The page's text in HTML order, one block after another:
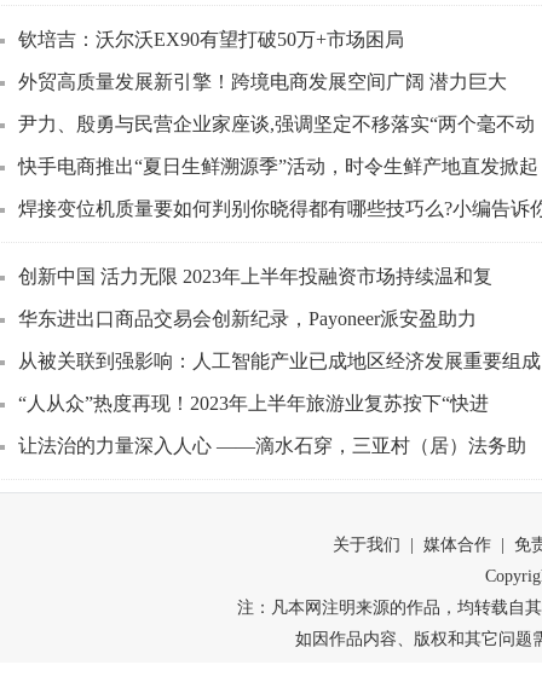
钦培吉：沃尔沃EX90有望打破50万+市场困局
外贸高质量发展新引擎！跨境电商发展空间广阔 潜力巨大
尹力、殷勇与民营企业家座谈,强调坚定不移落实“两个毫不动
快手电商推出“夏日生鲜溯源季”活动，时令生鲜产地直发掀起
焊接变位机质量要如何判别你晓得都有哪些技巧么?小编告诉
创新中国 活力无限 2023年上半年投融资市场持续温和复
华东进出口商品交易会创新纪录，Payoneer派安盈助力
从被关联到强影响：人工智能产业已成地区经济发展重要组成
“人从众”热度再现！2023年上半年旅游业复苏按下“快进
让法治的力量深入人心 ——滴水石穿，三亚村（居）法务助
关于我们 | 媒体合作 |
注：凡本网注明来源的作品，均转载自
如因作品内容、版权和其它问题